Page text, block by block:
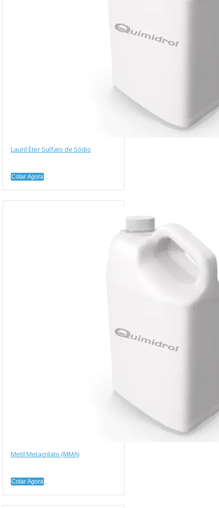
Lauril Éter Sulfato de Sódio
Cotar Agora
Metil Metacrilato (MMA)
Cotar Agora